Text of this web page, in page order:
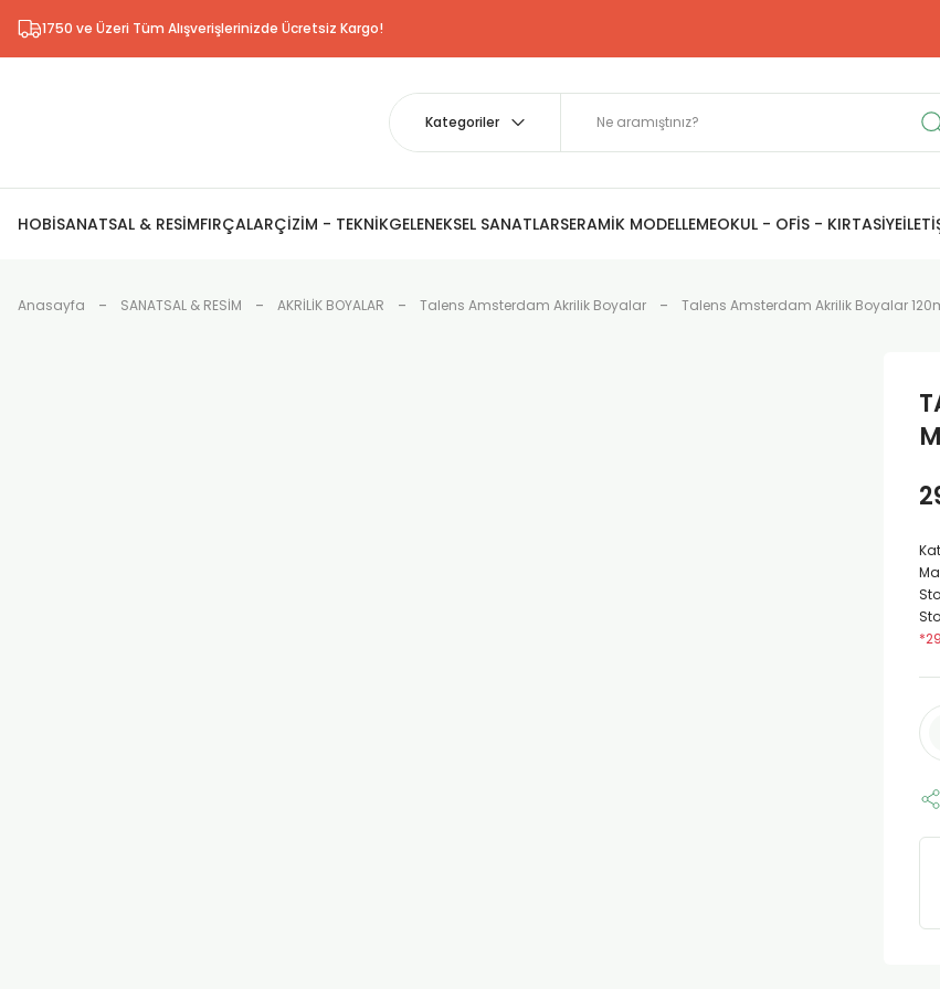
1750 ve Üzeri Tüm Alışverişlerinizde Ücretsiz Kargo!
HOBİSANATSAL & RESİMFIRÇALARÇİZİM - TEKNİKGELENEKSEL SANATLARSERAMİK MODELLEMEOKUL - OFİS - KIRTASİYE
Anasayfa SANATSAL & RESİM AKRİLİK BOYALAR Talens Amsterdam Akrilik Boyalar Talens Amsterdam Akrilik Boyalar